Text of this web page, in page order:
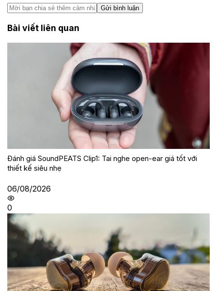
Gửi bình luận
Bài viết liên quan
Đánh giá SoundPEATS Clip1: Tai nghe open-ear giá tốt với
thiết kế siêu nhẹ
06/08/2026
0